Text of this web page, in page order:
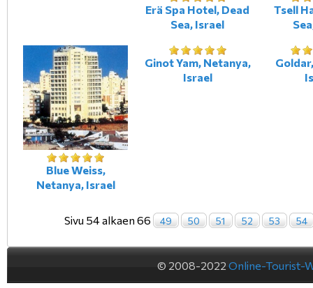
Erä Spa Hotel, Dead
Sea, Israel
Tsell
Blue Weiss,
Netanya, Israel
Ginot Yam, Netanya,
Israel
Sivu 54 alkaen 66 49 50 51 52 53 54
© 2008-2022 Online-Tourist-